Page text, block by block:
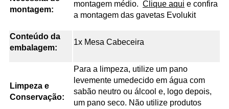
montagem:
montagem médio. Clique aqui e confira
a montagem das gavetas Evolukit
Conteúdo da
embalagem:
1x Mesa Cabeceira
Limpeza e
Conservação:
Para a limpeza, utilize um pano
levemente umedecido em água com
sabão neutro ou álcool e, logo depois,
um pano seco. Não utilize produtos